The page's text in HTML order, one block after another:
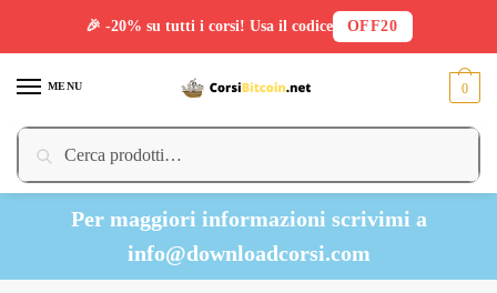
MENU
Cerca:
Cerca
0
Per maggiori informazioni scrivimi a
info@downloadcorsi.com
🎉 -20% su tutti i corsi! Usa il codice OFF20